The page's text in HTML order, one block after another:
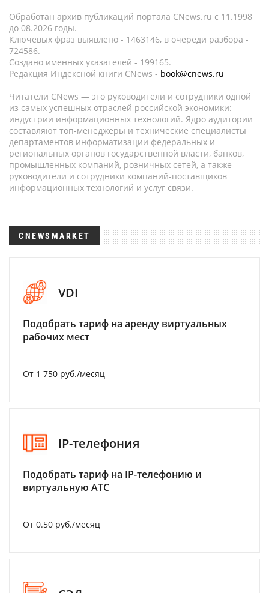
Обработан архив публикаций портала CNews.ru c 11.1998
до 08.2026 годы.
Ключевых фраз выявлено - 1463146, в очереди разбора -
724586.
Создано именных указателей - 199165.
Редакция Индексной книги CNews - book@cnews.ru
Читатели CNews — это руководители и сотрудники одной
из самых успешных отраслей российской экономики:
индустрии информационных технологий. Ядро аудитории
составляют топ-менеджеры и технические специалисты
департаментов информатизации федеральных и
региональных органов государственной власти, банков,
промышленных компаний, розничных сетей, а также
руководители и сотрудники компаний-поставщиков
информационных технологий и услуг связи.
CNEWSMARKET
VDI
Подобрать тариф на аренду виртуальных
рабочих мест
От 1 750 руб./месяц
IP-телефония
Подобрать тариф на IP-телефонию и
виртуальную АТС
От 0.50 руб./месяц